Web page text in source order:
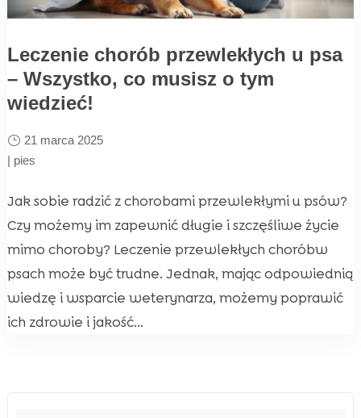
Leczenie chorób przewlekłych u psa
– Wszystko, co musisz o tym
wiedzieć!
21 marca 2025
| pies
Jak sobie radzić z chorobami przewlekłymi u psów?
Czy możemy im zapewnić długie i szczęśliwe życie
mimo choroby? Leczenie przewlekłych choróbw
psach może być trudne. Jednak, mając odpowiednią
wiedzę i wsparcie weterynarza, możemy poprawić
ich zdrowie i jakość...